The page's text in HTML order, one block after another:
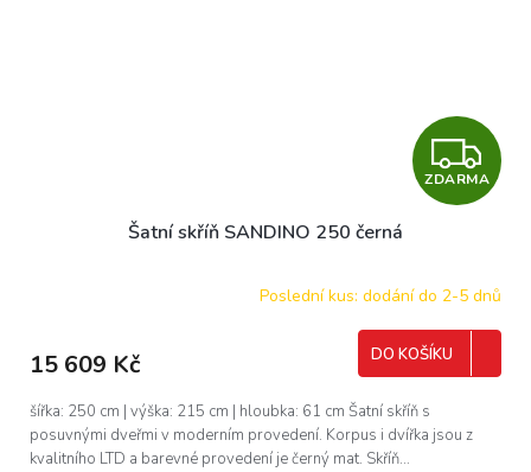
Z
D
R
ZDARMA
Šatní skříň SANDINO 250 černá
Poslední kus: dodání do 2-5 dnů
15 609 Kč DO KOŠÍKU
šířka: 250 cm | výška: 215 cm | hloubka: 61 cm Šatní skříň s
posuvnými dveřmi v moderním provedení. Korpus i dvířka jsou z
kvalitního LTD a barevné provedení je černý mat. Skříň...